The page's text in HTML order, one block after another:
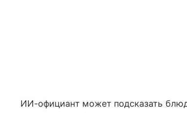
ИИ-официант может подсказать